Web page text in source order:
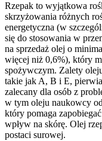
Rzepak to wyjątkowa
skrzyżowania różnych
energetyczna (w
się do stosowania w
na sprzedaż olej o
więcej niż 0,6%), który
spożywczym. Zalety
takie jak A, B i E,
zalecany dla osób z
w tym oleju naukowcy
który pomaga
wpływ na skórę. Olej
postaci surowej.